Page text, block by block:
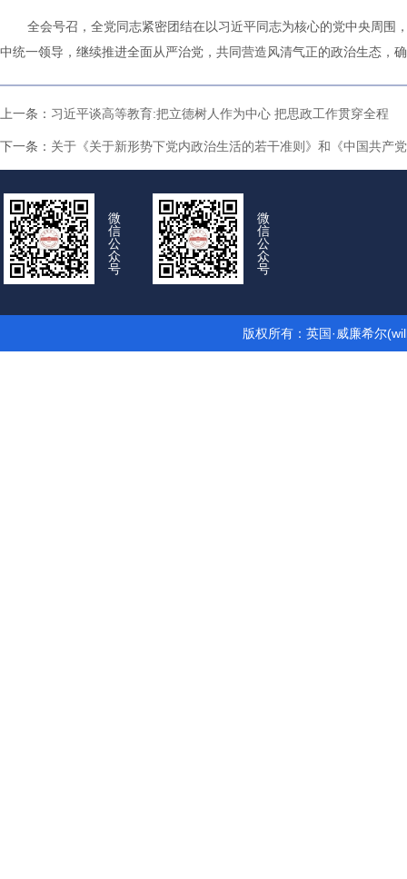
全会号召，全党同志紧密团结在以习近平同志为核心的党中央周
中统一领导，继续推进全面从严治党，共同营造风清气正的政治生态，
上一条： 习近平谈高等教育:把立德树人作为中心 把思政工作贯穿全程
下一条： 关于《关于新形势下党内政治生活的若干准则》和《中国共产
微
信
公
众
号
微
信
公
众
号
版权所有：英国·威廉希尔